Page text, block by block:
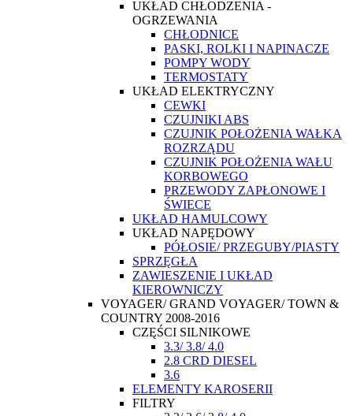
UKŁAD CHŁODZENIA -
OGRZEWANIA
CHŁODNICE
PASKI, ROLKI I NAPINACZE
POMPY WODY
TERMOSTATY
UKŁAD ELEKTRYCZNY
CEWKI
CZUJNIKI ABS
CZUJNIK POŁOŻENIA WAŁKA
ROZRZĄDU
CZUJNIK POŁOŻENIA WAŁU
KORBOWEGO
PRZEWODY ZAPŁONOWE I
ŚWIECE
UKŁAD HAMULCOWY
UKŁAD NAPĘDOWY
PÓŁOSIE/ PRZEGUBY/PIASTY
SPRZĘGŁA
ZAWIESZENIE I UKŁAD
KIEROWNICZY
VOYAGER/ GRAND VOYAGER/ TOWN &
COUNTRY 2008-2016
CZĘŚCI SILNIKOWE
3.3/ 3.8/ 4.0
2.8 CRD DIESEL
3.6
ELEMENTY KAROSERII
FILTRY